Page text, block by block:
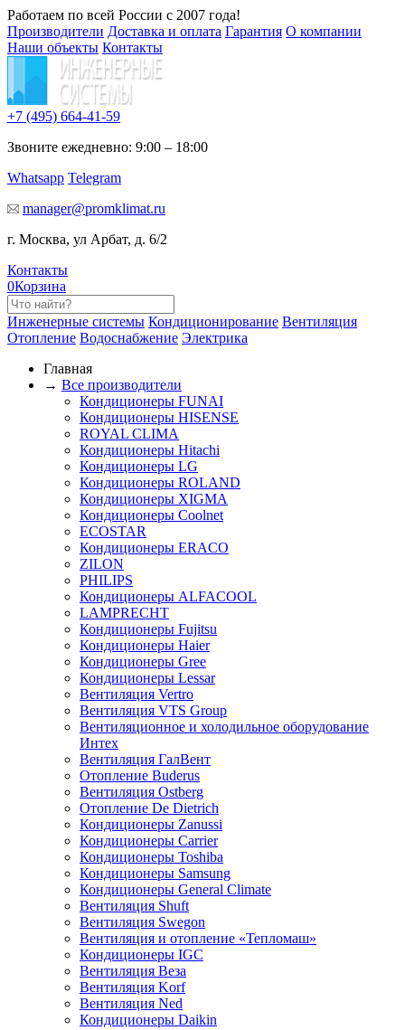
Работаем по всей России с 2007 года!
Производители Доставка и оплата Гарантия О компании
Наши объекты Контакты
+7 (495) 664-41-59
Звоните ежедневно: 9:00 – 18:00
Whatsapp Telegram
manager@promklimat.ru
г. Москва, ул Арбат, д. 6/2
Контакты
0Корзина
Инженерные системы Кондиционирование Вентиляция
Отопление Водоснабжение Электрика
Главная
→ Все производители
Кондиционеры FUNAI
Кондиционеры HISENSE
ROYAL CLIMA
Кондиционеры Hitachi
Кондиционеры LG
Кондиционеры ROLAND
Кондиционеры XIGMA
Кондиционеры Coolnet
ECOSTAR
Кондиционеры ERACO
ZILON
PHILIPS
Кондиционеры ALFACOOL
LAMPRECHT
Кондиционеры Fujitsu
Кондиционеры Haier
Кондиционеры Gree
Кондиционеры Lessar
Вентиляция Vertro
Вентиляция VTS Group
Вентиляционное и холодильное оборудование
Интех
Вентиляция ГалВент
Отопление Buderus
Вентиляция Ostberg
Отопление De Dietrich
Кондиционеры Zanussi
Кондиционеры Carrier
Кондиционеры Toshiba
Кондиционеры Samsung
Кондиционеры General Climate
Вентиляция Shuft
Вентиляция Swegon
Вентиляция и отопление «Тепломаш»
Кондиционеры IGC
Вентиляция Веза
Вентиляция Korf
Вентиляция Ned
Кондиционеры Daikin